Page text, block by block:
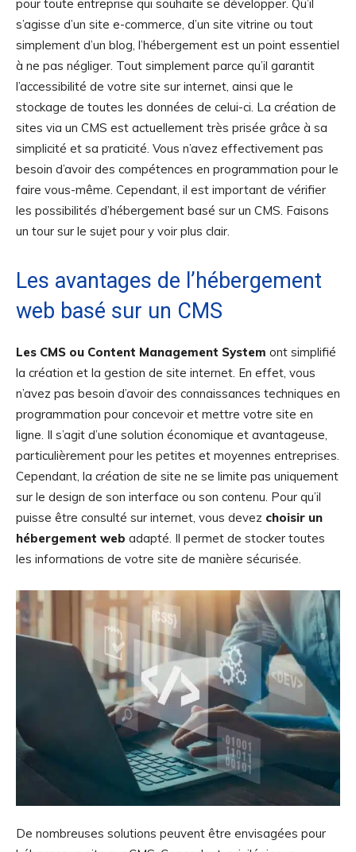
pour toute entreprise qui souhaite se développer. Qu’il
s’agisse d’un site e-commerce, d’un site vitrine ou tout
simplement d’un blog, l’hébergement est un point essentiel
à ne pas négliger. Tout simplement parce qu’il garantit
l’accessibilité de votre site sur internet, ainsi que le
stockage de toutes les données de celui-ci. La création de
sites via un CMS est actuellement très prisée grâce à sa
simplicité et sa praticité. Vous n’avez effectivement pas
besoin d’avoir des compétences en programmation pour le
faire vous-même. Cependant, il est important de vérifier
les possibilités d’hébergement basé sur un CMS. Faisons
un tour sur le sujet pour y voir plus clair.
Les avantages de l’hébergement
web basé sur un CMS
Les CMS ou Content Management System ont simplifié
la création et la gestion de site internet. En effet, vous
n’avez pas besoin d’avoir des connaissances techniques en
programmation pour concevoir et mettre votre site en
ligne. Il s’agit d’une solution économique et avantageuse,
particulièrement pour les petites et moyennes entreprises.
Cependant, la création de site ne se limite pas uniquement
sur le design de son interface ou son contenu. Pour qu’il
puisse être consulté sur internet, vous devez choisir un
hébergement web adapté. Il permet de stocker toutes
les informations de votre site de manière sécurisée.
De nombreuses solutions peuvent être envisagées pour